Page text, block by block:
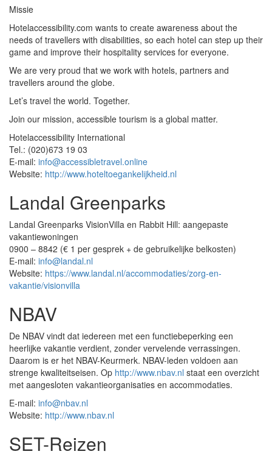
Missie
Hotelaccessibility.com wants to create awareness about the
needs of travellers with disabilities, so each hotel can step up their
game and improve their hospitality services for everyone.
We are very proud that we work with hotels, partners and
travellers around the globe.
Let’s travel the world. Together.
Join our mission, accessible tourism is a global matter.
Hotelaccessibility International
Tel.: (020)673 19 03
E-mail: info@accessibletravel.online
Website: http://www.hoteltoegankelijkheid.nl
Landal Greenparks
Landal Greenparks VisionVilla en Rabbit Hill: aangepaste
vakantiewoningen
0900 – 8842 (€ 1 per gesprek + de gebruikelijke belkosten)
E-mail: info@landal.nl
Website: https://www.landal.nl/accommodaties/zorg-en-
vakantie/visionvilla
NBAV
De NBAV vindt dat iedereen met een functiebeperking een
heerlijke vakantie verdient, zonder vervelende verrassingen.
Daarom is er het NBAV-Keurmerk. NBAV-leden voldoen aan
strenge kwaliteitseisen. Op http://www.nbav.nl staat een overzicht
met aangesloten vakantieorganisaties en accommodaties.
E-mail: info@nbav.nl
Website: http://www.nbav.nl
SET-Reizen